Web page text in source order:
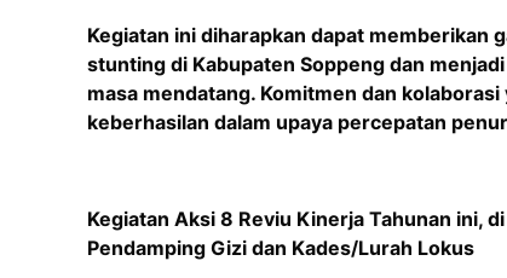
Kegiatan ini diharapkan dapat memberikan
stunting di Kabupaten Soppeng dan
masa mendatang. Komitmen dan
keberhasilan dalam upaya percepatan
Kegiatan Aksi 8 Reviu Kinerja Tahunan ini,
Pendamping Gizi dan Kades/Lurah Lokus